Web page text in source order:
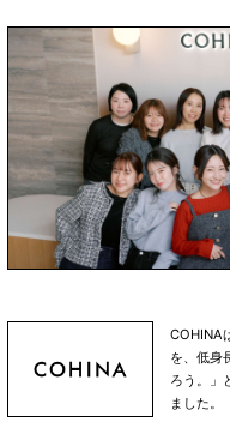
COHINA
を、低身
ろう。」
ました。